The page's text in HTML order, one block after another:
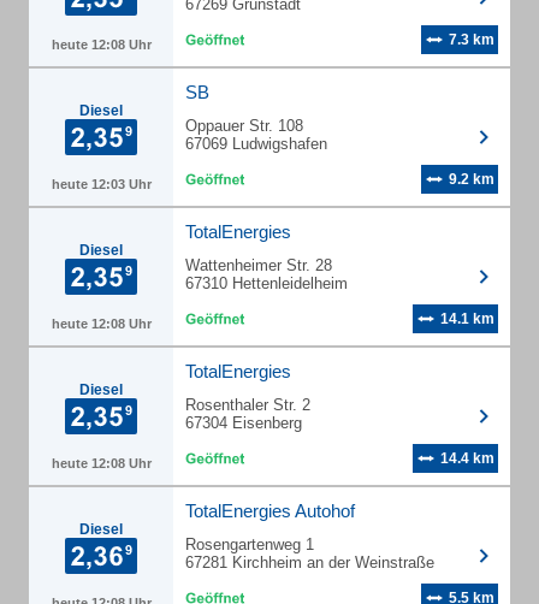
heute 12:08 Uhr
67269 Grünstadt
7.3 km
Diesel
heute 12:03 Uhr
SB
Oppauer Str. 108
67069 Ludwigshafen
9.2 km
Diesel
heute 12:08 Uhr
TotalEnergies
Wattenheimer Str. 28
67310 Hettenleidelheim
14.1 km
Diesel
heute 12:08 Uhr
TotalEnergies
Rosenthaler Str. 2
67304 Eisenberg
14.4 km
Diesel
TotalEnergies Autohof
Rosengartenweg 1
67281 Kirchheim an der Weinstraße
5.5 km